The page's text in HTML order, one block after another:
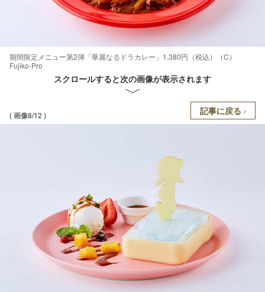
期間限定メニュー第2弾「華麗なるドラカレー」1,380円（税込）（C）
Fujiko-Pro
スクロールすると次の画像が表示されます
( 画像8/12 ) 記事に戻る